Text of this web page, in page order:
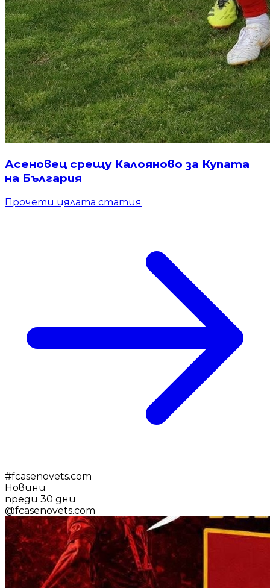
Асеновец срещу Калояново за Купата
на България
Прочети цялата статия
#fcasenovets.com
Новини
преди 30 дни
@fcasenovets.com